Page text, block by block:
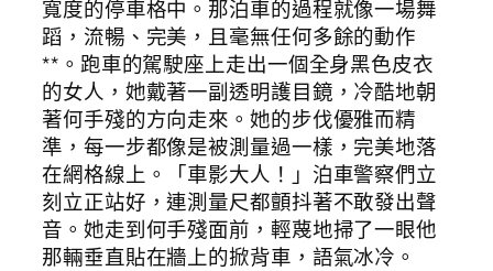
寬度的停車格中。那泊車的過程就像一場舞
蹈，流暢、完美，且毫無任何多餘的動作
**。跑車的駕駛座上走出一個全身黑色皮衣
的女人，她戴著一副透明護目鏡，冷酷地朝
著何手殘的方向走來。她的步伐優雅而精
準，每一步都像是被測量過一樣，完美地落
在網格線上。「車影大人！」泊車警察們立
刻立正站好，連測量尺都顫抖著不敢發出聲
音。她走到何手殘面前，輕蔑地掃了一眼他
那輛垂直貼在牆上的掀背車，語氣冰冷。